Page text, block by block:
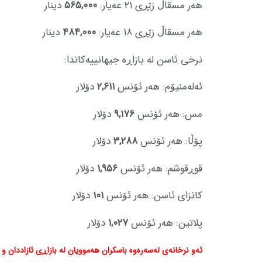
هەر مسقاڵ زێڕی ٢١ عەیار:
٥٦٥,٠٠٠دینار
هەر مسقاڵ زێڕی ١٨ عەیار:
٤٨٤,٠٠٠ دینار
نرخی ئاسن لە بازاڕە جیهانییەکاندا:
ئەلەمنیۆم: هەر ئۆنس٢,٦١١دۆلار
مس: هەر ئۆنس٩,١٧٦ دۆلار
پۆڵا: هەر ئۆنس٣,٢٨٨دۆلار
قوڕقوشم: هەر ئۆنس١,٩٥٦ دۆلار
کانزای ئاسن: هەر ئۆنس١٠١ دۆلار
پلاتین: هەر ئۆنس١,٠٢٧ دۆلار
ئەو نرخانەی لەسەرەوە باسکران هەموویان لە بازاڕی